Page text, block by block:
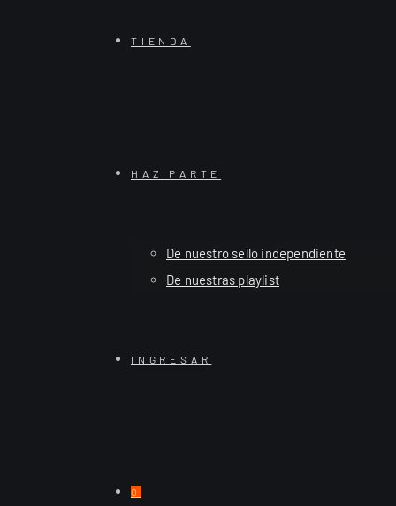
TIENDA
HAZ PARTE
De nuestro sello independiente
De nuestras playlist
INGRESAR
0